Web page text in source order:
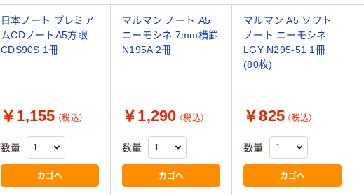
日本ノート プレミア
ムCDノートA5方眼
CDS90S 1冊
マルマン ノート A5
ニーモシネ 7mm横罫
N195A 2冊
マルマン A5 ソフト
ノート ニーモシネ
LGY N295-51 1冊
(80枚)
￥1,155 （税込）
数量
カゴへ
￥1,290 （税込）
数量
カゴへ
￥825 （税込）
数量
カゴへ